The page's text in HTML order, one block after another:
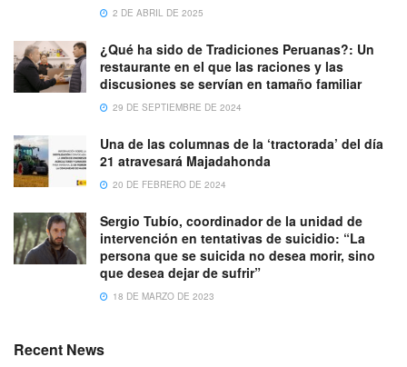
2 DE ABRIL DE 2025
¿Qué ha sido de Tradiciones Peruanas?: Un
restaurante en el que las raciones y las
discusiones se servían en tamaño familiar
29 DE SEPTIEMBRE DE 2024
Una de las columnas de la ‘tractorada’ del día
21 atravesará Majadahonda
20 DE FEBRERO DE 2024
Sergio Tubío, coordinador de la unidad de
intervención en tentativas de suicidio: “La
persona que se suicida no desea morir, sino
que desea dejar de sufrir”
18 DE MARZO DE 2023
Recent News